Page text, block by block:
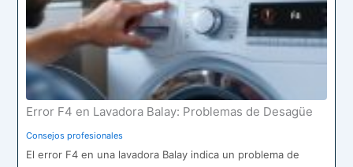
Error F4 en Lavadora Balay: Problemas de Desagüe
Consejos profesionales
El error F4 en una lavadora Balay indica un problema de